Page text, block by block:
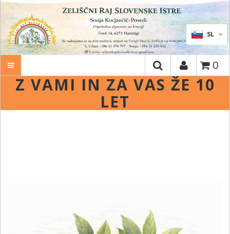
IŠČI
SL
0
Z VAMI IN ZA VAS ŽE 10
LET